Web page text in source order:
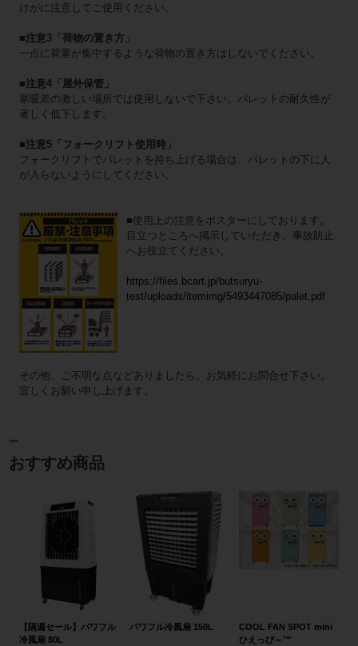
けがに注意してご使用ください。
■注意3「荷物の置き方」
一点に荷重が集中するような荷物の置き方はしないでください。
■注意4「屋外保管」
寒暖差の激しい場所では使用しないで下さい。パレットの耐久性が
著しく低下します。
■注意5「フォークリフト使用時」
フォークリフトでパレットを持ち上げる場合は、パレットの下に人
が入らないようにしてください。
■使用上の注意をポスターにしております。
目立つところへ掲示していただき、事故防止
へお役立てください。
https://files.bcart.jp/butsuryu-
test/uploads/itemimg/5493447085/palet.pdf
その他、ご不明な点などありましたら、お気軽にお問合せ下さい。
宜しくお願い申し上げます。
おすすめ商品
【隔週セール】パワフル
冷風扇 80L
パワフル冷風扇 150L
COOL FAN SPOT mini
ひえっぴ～™